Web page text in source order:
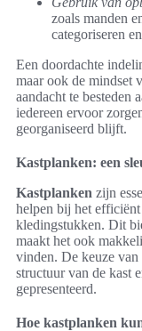
zoals manden
categoriseren
Een doordachte
maar ook de mindset
aandacht te besteden
iedereen ervoor
georganiseerd blijft.
Kastplanken: een
Kastplanken zijn
helpen bij het
kledingstukken. Dit
maakt het ook
vinden. De keuze van
structuur van de kast
gepresenteerd.
Hoe kastplanken